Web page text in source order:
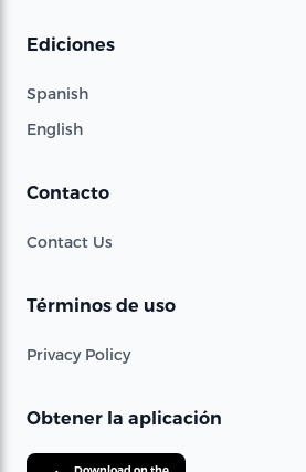
Ediciones
Spanish
English
Contacto
Contact Us
Términos de uso
Privacy Policy
Obtener la aplicación